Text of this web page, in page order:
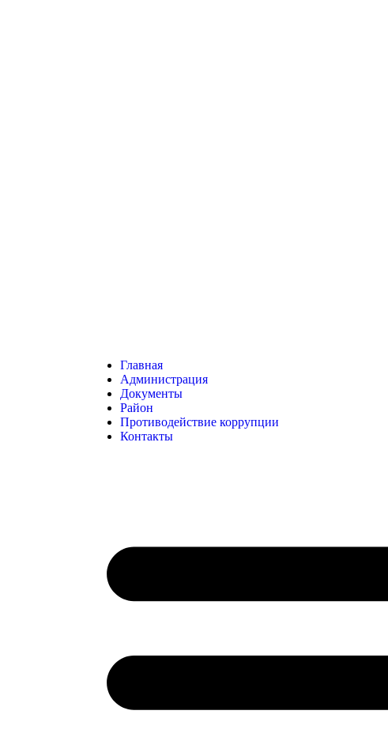
Главная
Администрация
Документы
Район
Противодействие коррупции
Контакты